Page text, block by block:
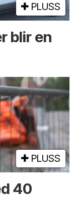
PLUSS
blir en
PLUSS
40